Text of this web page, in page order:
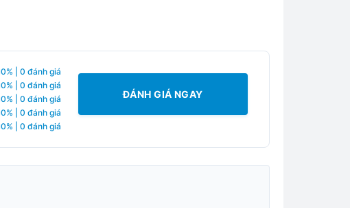
0% | 0 đánh giá
0% | 0 đánh giá
0% | 0 đánh giá
0% | 0 đánh giá
0% | 0 đánh giá
ĐÁNH GIÁ NGAY